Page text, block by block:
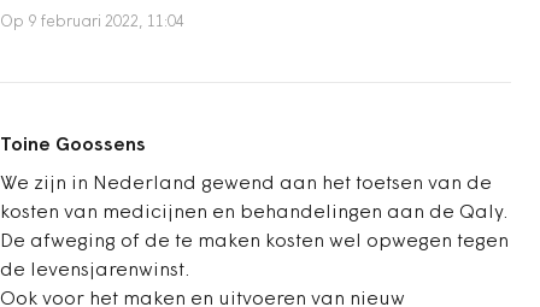
Op 9 februari 2022, 11:04
Toine Goossens
We zijn in Nederland gewend aan het toetsen van de
kosten van medicijnen en behandelingen aan de Qaly.
De afweging of de te maken kosten wel opwegen tegen
de levensjarenwinst.
Ook voor het maken en uitvoeren van nieuw